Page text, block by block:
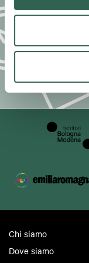
Chi siamo
Dove siamo